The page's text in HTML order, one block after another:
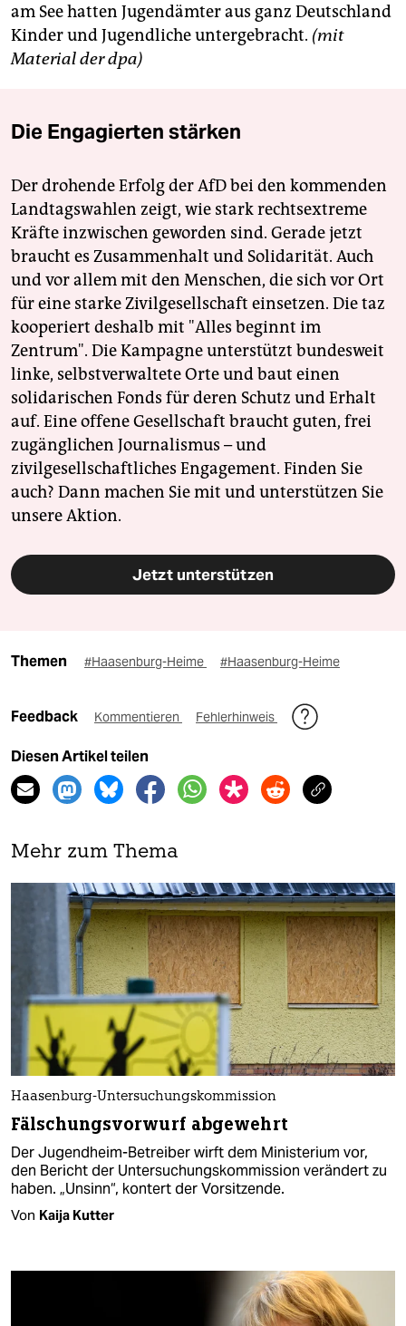
am See hatten Jugendämter aus ganz Deutschland
Kinder und Jugendliche untergebracht. (mit
Material der dpa)
Die Engagierten stärken
Der drohende Erfolg der AfD bei den kommenden
Landtagswahlen zeigt, wie stark rechtsextreme
Kräfte inzwischen geworden sind. Gerade jetzt
braucht es Zusammenhalt und Solidarität. Auch
und vor allem mit den Menschen, die sich vor Ort
für eine starke Zivilgesellschaft einsetzen. Die taz
kooperiert deshalb mit "Alles beginnt im
Zentrum". Die Kampagne unterstützt bundesweit
linke, selbstverwaltete Orte und baut einen
solidarischen Fonds für deren Schutz und Erhalt
auf. Eine offene Gesellschaft braucht guten, frei
zugänglichen Journalismus – und
zivilgesellschaftliches Engagement. Finden Sie
auch? Dann machen Sie mit und unterstützen Sie
unsere Aktion.
Jetzt unterstützen
Themen #Haasenburg-Heime #Haasenburg-Heime
Feedback Kommentieren Fehlerhinweis
Diesen Artikel teilen
Mehr zum Thema
Haasenburg-Untersuchungskommission
Fälschungsvorwurf abgewehrt
Der Jugendheim-Betreiber wirft dem Ministerium vor,
den Bericht der Untersuchungskommission verändert zu
haben. „Unsinn“, kontert der Vorsitzende.
Von Kaija Kutter